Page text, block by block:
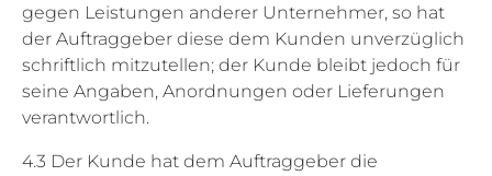
gegen Leistungen anderer Unternehmer, so hat
der Auftraggeber diese dem Kunden unverzüglich
schriftlich mitzutellen; der Kunde bleibt jedoch für
seine Angaben, Anordnungen oder Lieferungen
verantwortlich.
4.3 Der Kunde hat dem Auftraggeber die